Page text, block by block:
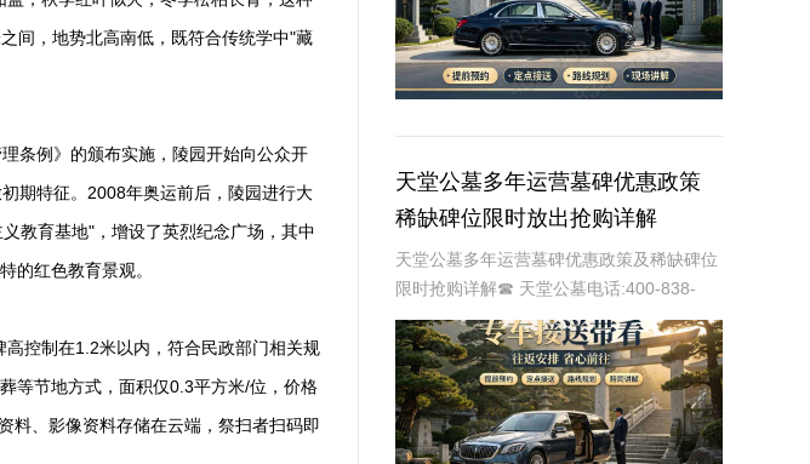
间，地势北高南低，既符合传统学中"藏
条例》的颁布实施，陵园开始向公众开
期特征。2008年奥运前后，陵园进行大
教育基地"，增设了英烈纪念广场，其中
的红色教育景观。
控制在1.2米以内，符合民政部门相关规
等节地方式，面积仅0.3平方米/位，价格
料、影像资料存储在云端，祭扫者扫码即
天堂公墓多年运营墓碑优惠政策
稀缺碑位限时放出抢购详解
天堂公墓多年运营墓碑优惠政策及稀缺碑位
限时抢购详解☎ 天堂公墓电话:400-838-
5063天堂公墓，作为一家历史悠久的公墓，
多年来一直致力于为家属提供最优质、最便
捷的墓碑选择服务。随着社会的发展和